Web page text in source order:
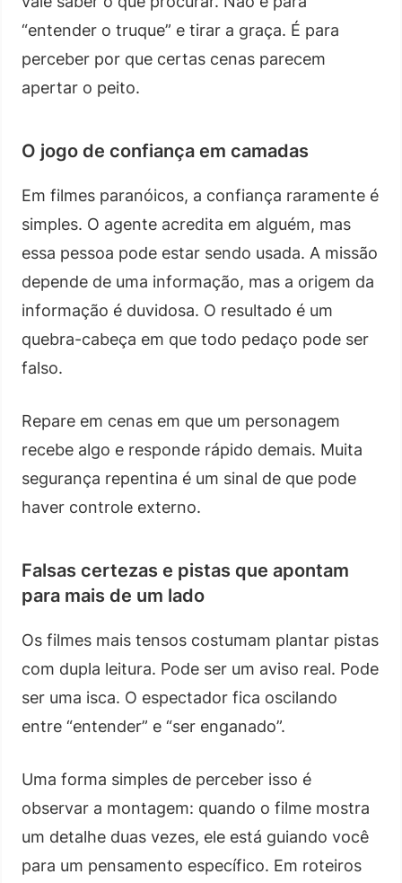
“entender o truque” e tirar a graça. É para
perceber por que certas cenas parecem
apertar o peito.
O jogo de confiança em camadas
Em filmes paranóicos, a confiança raramente é
simples. O agente acredita em alguém, mas
essa pessoa pode estar sendo usada. A missão
depende de uma informação, mas a origem da
informação é duvidosa. O resultado é um
quebra-cabeça em que todo pedaço pode ser
falso.
Repare em cenas em que um personagem
recebe algo e responde rápido demais. Muita
segurança repentina é um sinal de que pode
haver controle externo.
Falsas certezas e pistas que apontam
para mais de um lado
Os filmes mais tensos costumam plantar pistas
com dupla leitura. Pode ser um aviso real. Pode
ser uma isca. O espectador fica oscilando
entre “entender” e “ser enganado”.
Uma forma simples de perceber isso é
observar a montagem: quando o filme mostra
um detalhe duas vezes, ele está guiando você
para um pensamento específico. Em roteiros